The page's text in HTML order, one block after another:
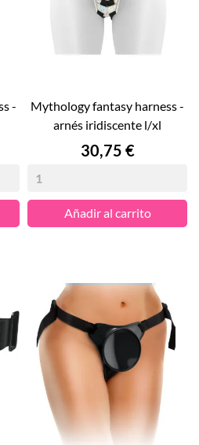
mythology fantasy harness -
arnés iridiscente l/xl
Precio
30,75 €
Añadir al carrito